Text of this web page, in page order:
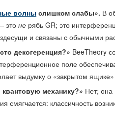
волны слишком слабы». В
это не рябь GR; это
и связаны с обычными
декогеренция?» BeeTheory
поле
выдумку о «закрытом ящике»
механику?» Нет; она
смягчается: классичность